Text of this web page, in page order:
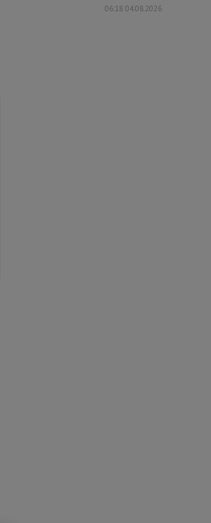
06:18 04.08.2026